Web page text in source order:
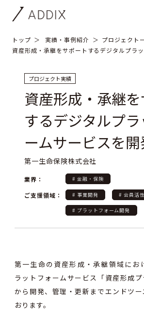
トップ 実績・事例紹介
プロジェクト
資産形成・承継をサポートするデジタルプラ
プロジェクト実績
資産形成・承継
するデジタルプ
ームサービスを
第一生命保険株式会社
業界： # 金融・保険
ご支援領域： # 事業開発 # 会員活
# プラットフォーム開発
第一生命の資産形成・承継領域にお
ラットフォームサービス「資産形成
から開発、 管理・更新までエンドツ
おります。